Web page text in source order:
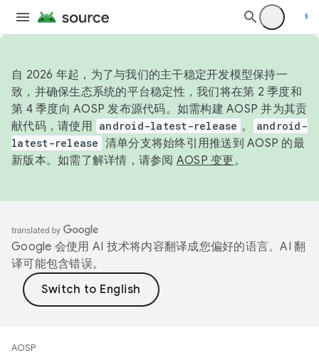
自 2026 年起，为了与我们的主干稳定开发模型保持一
致，并确保生态系统的平台稳定性，我们将在第 2 季度和
第 4 季度向 AOSP 发布源代码。如需构建 AOSP 并为其贡
献代码，请使用 android-latest-release 。
android-
latest-release 清单分支将始终引用推送到 AOSP 的最
新版本。如需了解详情，请参阅 AOSP 变更。
Google 会使用 AI 技术将内容翻译成您偏好的语言。AI 翻
译可能包含错误。
AOSP